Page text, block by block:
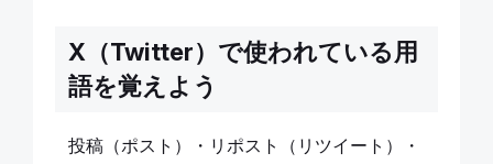
X（Twitter）で使われている用
語を覚えよう
投稿（ポスト）・リポスト（リツイート）・